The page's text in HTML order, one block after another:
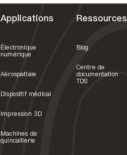
Applications
Électronique
numérique
Aérospatiale
Dispositif médical
Impression 3D
Machines de
quincaillerie
Ressources
Blog
Centre de
documentation
TDS